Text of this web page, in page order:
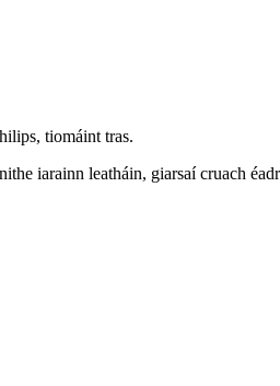
tiomáint tras.
iarainn leatháin, giarsaí cruach